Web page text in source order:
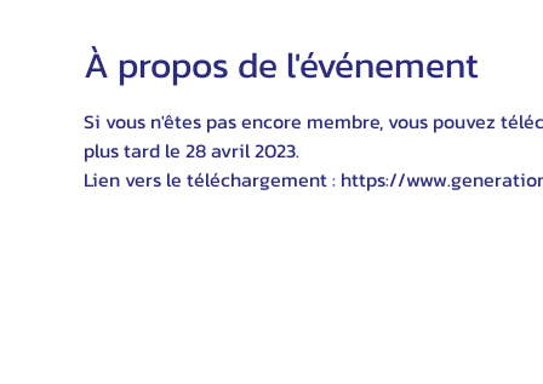
À propos de l'événement
Si vous n'êtes pas encore membre, vous pouvez
plus tard le 28 avril 2023.
Lien vers le téléchargement : https://